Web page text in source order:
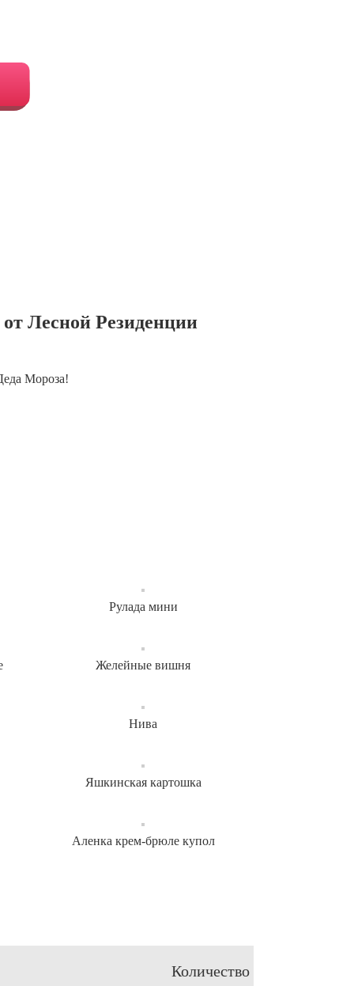
Лесной Резиденции
Мороза!
Рулада мини
Желейные вишня
Нива
Яшкинская картошка
Аленка крем-брюле купол
Количество